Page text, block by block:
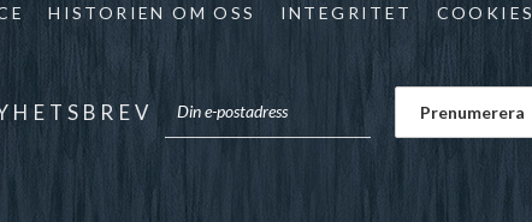
HISTORIEN OM OSS INTEGRITET COOKIES